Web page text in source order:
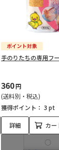
手のりたちの専用フ
360円
(送料別・税込)
獲得ポイント： 3 pt
詳細 カー